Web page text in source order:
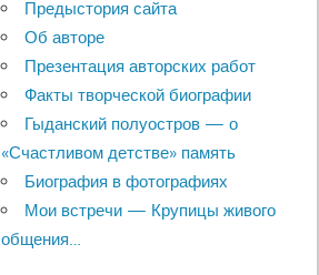
Предыстория сайта
Об авторе
Презентация авторских работ
Факты творческой биографии
Гыданский полуостров — о
«Счастливом детстве» память
Биография в фотографиях
Мои встречи — Крупицы живого
общения…